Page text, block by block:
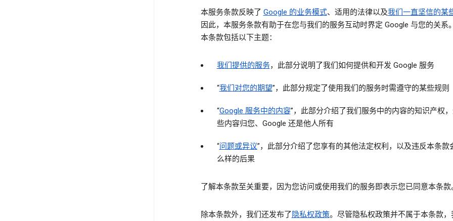
本服务条款反映了 Google 的业务模式、适用的法律以及我们一直坚信的某
因此，本服务条款有助于在您与我们的服务互动时界定 Google 与您的关系
本条款包括以下主题：
我们提供的服务，此部分说明了我们如何提供和开发 Google 服务
“我们对您的期望”，此部分规定了使用我们的服务时需遵守的某些规则
“Google 服务中的内容”，此部分介绍了我们服务中的内容的知识产权
些内容归您、Google 还是他人所有
“问题或异议”，此部分介绍了您享有的其他法定权利，以及违反本条款
么样的后果
了解本条款至关重要，因为您访问或使用我们的服务即表示您已同意本条款
除本条款外，我们还发布了 隐私权政策。尽管隐私权政策并不属于本条款，